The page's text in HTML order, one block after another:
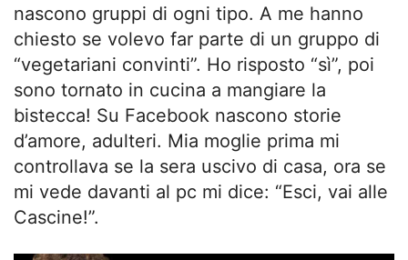
nascono gruppi di ogni tipo. A me hanno
chiesto se volevo far parte di un gruppo di
“vegetariani convinti”. Ho risposto “sì”, poi
sono tornato in cucina a mangiare la
bistecca! Su Facebook nascono storie
d’amore, adulteri. Mia moglie prima mi
controllava se la sera uscivo di casa, ora se
mi vede davanti al pc mi dice: “Esci, vai alle
Cascine!”.